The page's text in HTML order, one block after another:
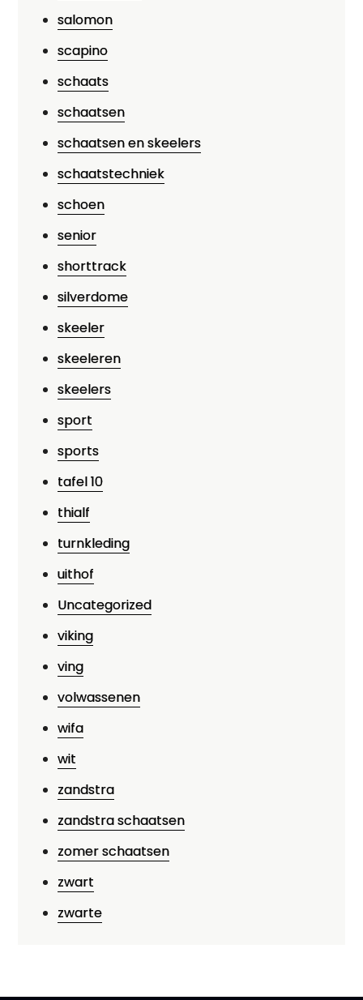
salomon
scapino
schaats
schaatsen
schaatsen en skeelers
schaatstechniek
schoen
senior
shorttrack
silverdome
skeeler
skeeleren
skeelers
sport
sports
tafel 10
thialf
turnkleding
uithof
Uncategorized
viking
ving
volwassenen
wifa
wit
zandstra
zandstra schaatsen
zomer schaatsen
zwart
zwarte